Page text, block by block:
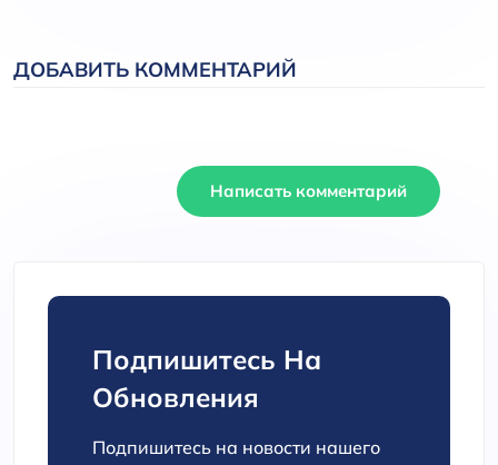
ДОБАВИТЬ КОММЕНТАРИЙ
Написать комментарий
Подпишитесь На
Обновления
Подпишитесь на новости нашего